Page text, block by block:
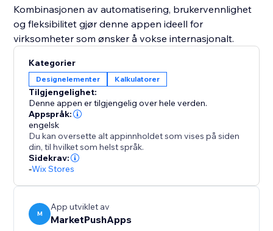
Kombinasjonen av automatisering, brukervennlighet
og fleksibilitet gjør denne appen ideell for
virksomheter som ønsker å vokse internasjonalt.
Kategorier
Designelementer Kalkulatorer
Tilgjengelighet:
Denne appen er tilgjengelig over hele verden.
Appspråk:
engelsk
Du kan oversette alt appinnholdet som vises på siden
din, til hvilket som helst språk.
Sidekrav:
-Wix Stores
M
App utviklet av
MarketPushApps